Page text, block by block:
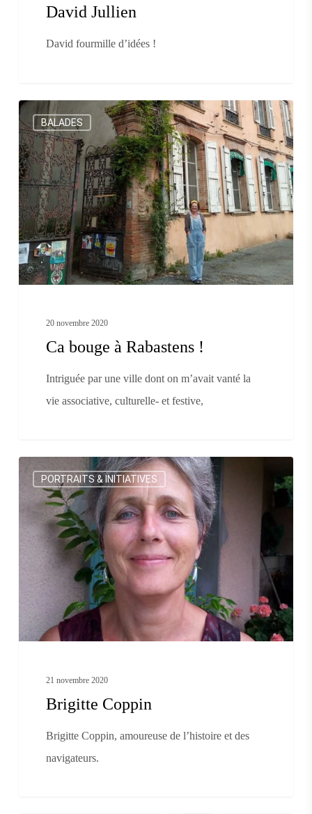
David Jullien
David fourmille d’idées !
Ca
bouge
à
Rabastens
!
BALADES
20 novembre 2020
Ca bouge à Rabastens !
Intriguée par une ville dont on m’avait vanté la
vie associative, culturelle- et festive,
Coppin
PORTRAITS & INITIATIVES
21 novembre 2020
Brigitte Coppin
Brigitte Coppin, amoureuse de l’histoire et des
navigateurs.